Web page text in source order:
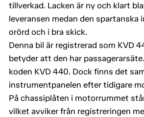
tillverkad. Lacken är ny och klart
leveransen medan den spartanska
orörd och i bra skick.
Denna bil är registrerad som KVD
betyder att den har
koden KVD 440. Dock finns det
instrumentpanelen efter tidigare
På chassiplåten i motorrummet
vilket avviker från registreringen